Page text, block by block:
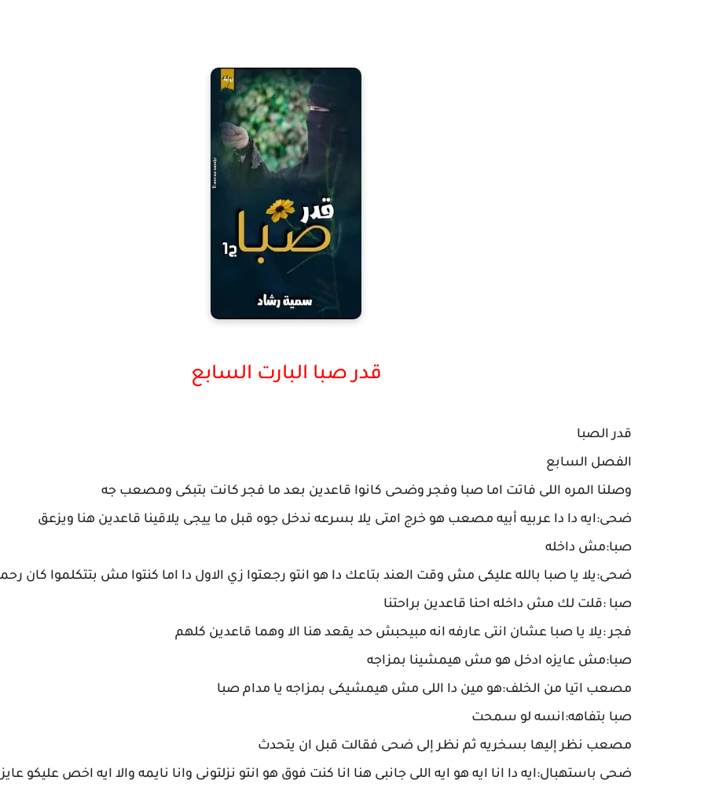
قدر صبا البارت السابع
قدر الصبا
الفصل السابع
وصلنا المره اللى فاتت اما صبا وفجر وضحى كانوا قاعدين بعد ما فجر كانت بتبكى ومصعب جه
ضحى:ايه دا دا عربيه أبيه مصعب هو خرج امتى يلا بسرعه ندخل جوه قبل ما ييجى يلاقينا قاعدين هنا ويزعق
صبا:مش داخله
ضحى:يلا يا صبا بالله عليكى مش وقت العند بتاعك دا هو انتو رجعتوا زي الاول دا اما كنتوا مش بتتكلموا كان
صبا :قلت لك مش داخله احنا قاعدين براحتنا
فجر :يلا يا صبا عشان انتى عارفه انه مبيحبش حد يقعد هنا الا وهما قاعدين كلهم
صبا:مش عايزه ادخل هو مش هيمشينا بمزاجه
مصعب اتيا من الخلف:هو مين دا اللى مش هيمشيكى بمزاجه يا مدام صبا
صبا بتفاهه:انسه لو سمحت
مصعب نظر إليها بسخريه ثم نظر إلى ضحى فقالت قبل ان يتحدث
ضحى باستهبال:ايه دا انا ايه هو ايه اللى جانبى هنا انا كنت فوق هو انتو نزلتونى وانا نايمه والا ايه اخص عليكو